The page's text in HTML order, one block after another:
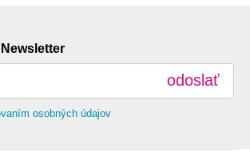
Newsletter
odoslať
osobných údajov